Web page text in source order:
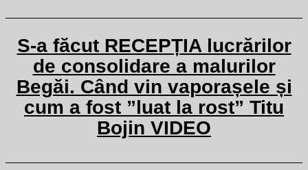
S-a făcut RECEPȚIA lucrărilor
de consolidare a malurilor
Begăi. Când vin vaporașele și
cum a fost ”luat la rost” Titu
Bojin VIDEO